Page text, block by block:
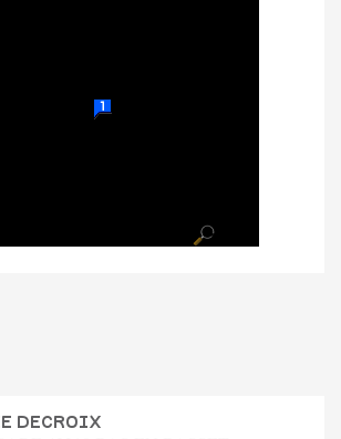
DECROIX